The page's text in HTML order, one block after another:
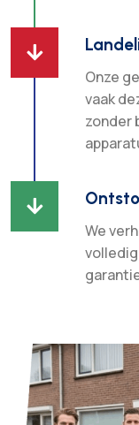

Onze
vaak
zonder

We